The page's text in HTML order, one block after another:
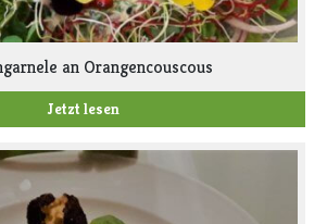
an Orangencouscous
Jetzt lesen